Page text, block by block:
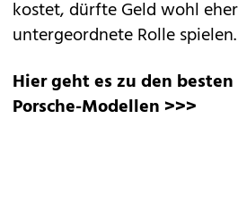
kostet, dürfte Geld wohl
untergeordnete Rolle spielen.
Hier geht es zu den
Porsche-Modellen >>>